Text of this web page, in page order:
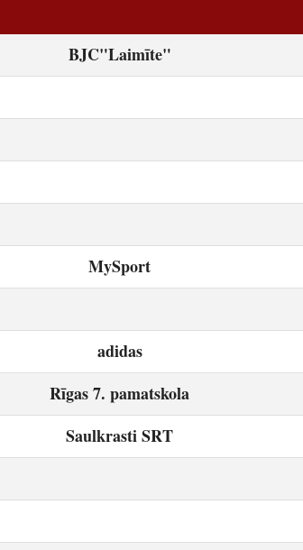
BJC"Laimīte"
MySport
adidas
Rīgas 7. pamatskola
Saulkrasti SRT